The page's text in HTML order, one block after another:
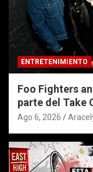
ENTRETENIMIENTO
Foo Fighters
parte del Take
Ago 6, 2026